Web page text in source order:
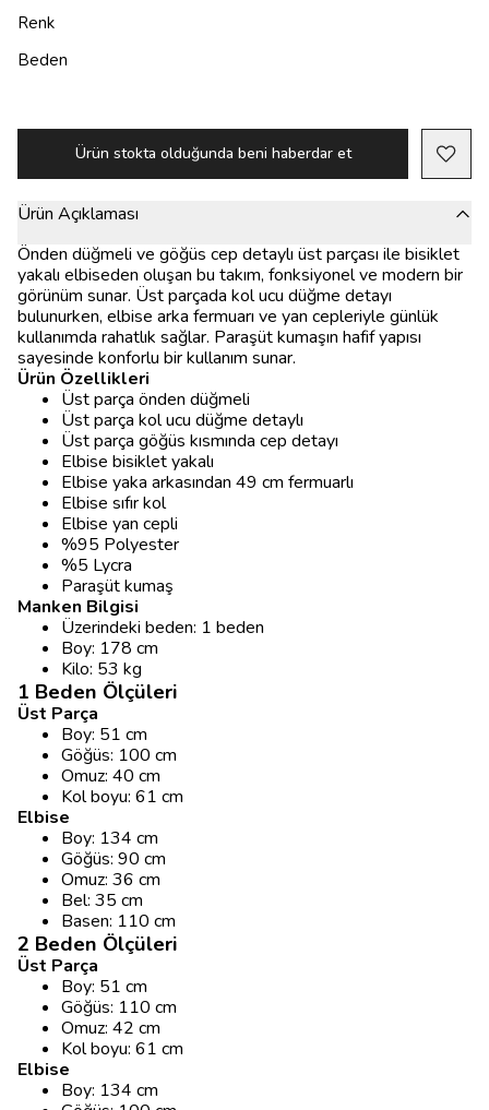
Renk
Beden
Ürün stokta olduğunda beni haberdar et
Ürün Açıklaması
Önden düğmeli ve göğüs cep detaylı üst parçası ile bisiklet
yakalı elbiseden oluşan bu takım, fonksiyonel ve modern bir
görünüm sunar. Üst parçada kol ucu düğme detayı
bulunurken, elbise arka fermuarı ve yan cepleriyle günlük
kullanımda rahatlık sağlar. Paraşüt kumaşın hafif yapısı
sayesinde konforlu bir kullanım sunar.
Ürün Özellikleri
Üst parça önden düğmeli
Üst parça kol ucu düğme detaylı
Üst parça göğüs kısmında cep detayı
Elbise bisiklet yakalı
Elbise yaka arkasından 49 cm fermuarlı
Elbise sıfır kol
Elbise yan cepli
%95 Polyester
%5 Lycra
Paraşüt kumaş
Manken Bilgisi
Üzerindeki beden: 1 beden
Boy: 178 cm
Kilo: 53 kg
1 Beden Ölçüleri
Üst Parça
Boy: 51 cm
Göğüs: 100 cm
Omuz: 40 cm
Kol boyu: 61 cm
Elbise
Boy: 134 cm
Göğüs: 90 cm
Omuz: 36 cm
Bel: 35 cm
Basen: 110 cm
2 Beden Ölçüleri
Üst Parça
Boy: 51 cm
Göğüs: 110 cm
Omuz: 42 cm
Kol boyu: 61 cm
Elbise
Boy: 134 cm